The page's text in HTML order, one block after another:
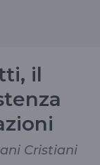
il
Cristiani